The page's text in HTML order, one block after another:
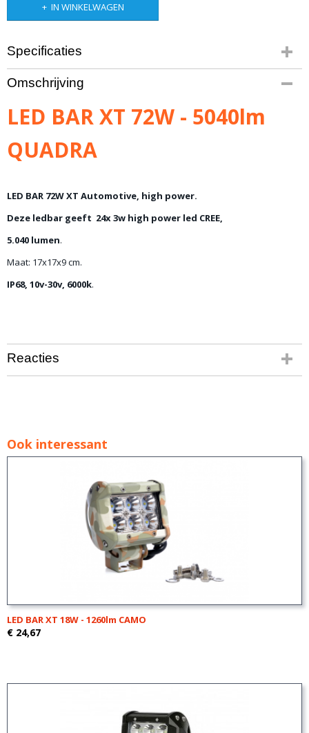
IN WINKELWAGEN
Specificaties
Bruto gewicht
2,00 Kg
Omschrijving
LED BAR XT 72W - 5040lm
QUADRA
LED BAR 72W XT Automotive, high power.
Deze ledbar geeft 24x 3w high power led CREE,
5.040 lumen.
Maat: 17x17x9 cm.
IP68, 10v-30v, 6000k.
Reacties
Ook interessant
LED BAR XT 18W - 1260lm CAMO
€ 24,67